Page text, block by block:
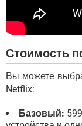
Стоимость
Вы можете
Netflix:
Базовый: